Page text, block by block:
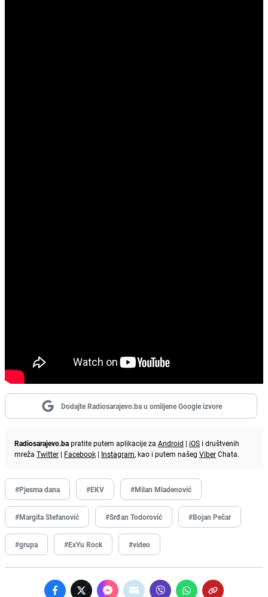
Dodajte Radiosarajevo.ba u omiljene Google izvore
Radiosarajevo.bapratite putem aplikacije za Android | iOS i društvenih
mreža Twitter | Facebook | Instagram, kao i putem našeg ViberChata.
#Pjesma dana #EKV #Milan Mladenović
#Margita Stefanović #Srđan Todorović #Bojan Pečar
#grupa #ExYu Rock #video